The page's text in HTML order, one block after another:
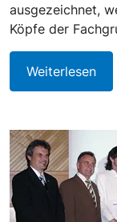
ausgezeichnet,
Köpfe der
Weiterlesen